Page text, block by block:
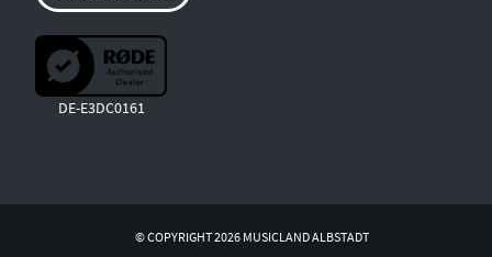
DE-E3DC0161
© COPYRIGHT 2026 MUSICLAND ALBSTADT